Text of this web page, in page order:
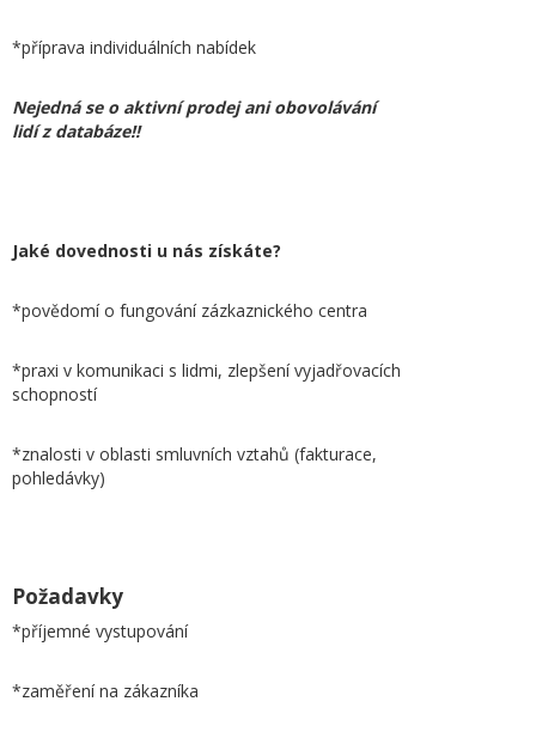
*příprava individuálních nabídek
Nejedná se o aktivní prodej ani obovolávání
lidí z databáze!!
Jaké dovednosti u nás získáte?
*povědomí o fungování zázkaznického centra
*praxi v komunikaci s lidmi, zlepšení vyjadřovacích
schopností
*znalosti v oblasti smluvních vztahů (fakturace,
pohledávky)
Požadavky
*příjemné vystupování
*zaměření na zákazníka